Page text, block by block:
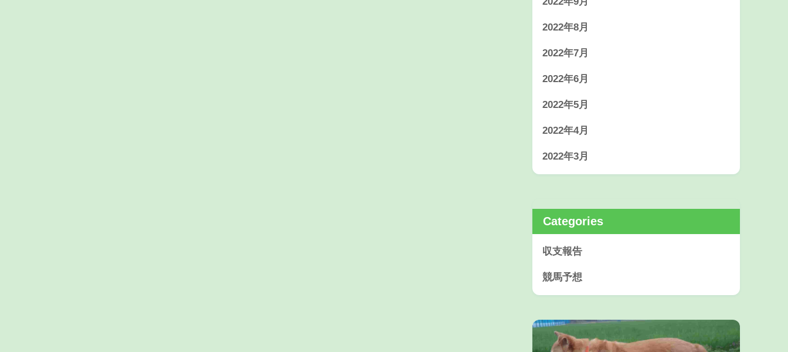
2022年8月
2022年7月
2022年6月
2022年5月
2022年4月
2022年3月
Categories
収支報告
競馬予想